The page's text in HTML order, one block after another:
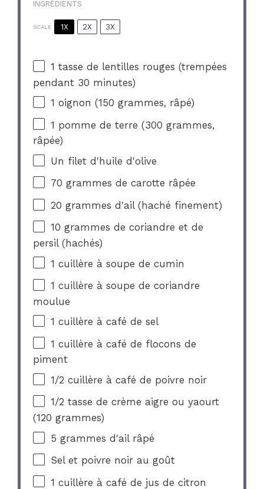
INGRÉDIENTS
SCALE 1X 2X 3X
1 tasse de lentilles rouges (trempées
pendant 30 minutes)
1 oignon (150 grammes, râpé)
1 pomme de terre (300 grammes,
râpée)
Un filet d'huile d'olive
70 grammes de carotte râpée
20 grammes d'ail (haché finement)
10 grammes de coriandre et de
persil (hachés)
1 cuillère à soupe de cumin
1 cuillère à soupe de coriandre
moulue
1 cuillère à café de sel
1 cuillère à café de flocons de
piment
1/2 cuillère à café de poivre noir
1/2 tasse de crème aigre ou yaourt
(120 grammes)
5 grammes d'ail râpé
Sel et poivre noir au goût
1 cuillère à café de jus de citron